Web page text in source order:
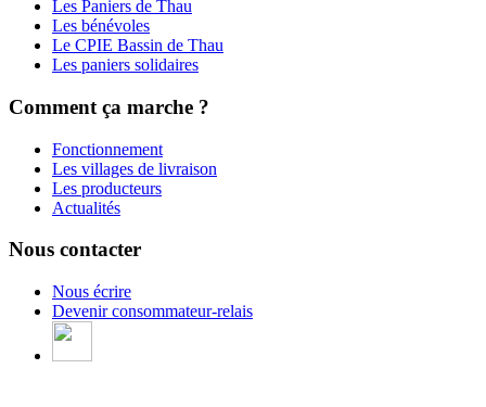
Les Paniers de Thau
Les bénévoles
Le CPIE Bassin de Thau
Les paniers solidaires
Comment ça marche ?
Fonctionnement
Les villages de livraison
Les producteurs
Actualités
Nous contacter
Nous écrire
Devenir consommateur-relais